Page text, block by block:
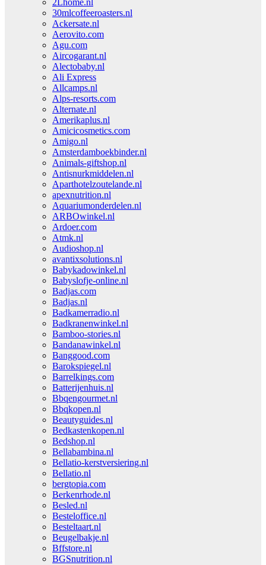
2Lhome.nl
30mlcoffeeroasters.nl
Ackersate.nl
Aerovito.com
Agu.com
Aircogarant.nl
Alectobaby.nl
Ali Express
Allcamps.nl
Alps-resorts.com
Alternate.nl
Amerikaplus.nl
Amicicosmetics.com
Amigo.nl
Amsterdamboekbinder.nl
Animals-giftshop.nl
Antisnurkmiddelen.nl
Aparthotelzoutelande.nl
apexnutrition.nl
Aquariumonderdelen.nl
ARBOwinkel.nl
Ardoer.com
Atmk.nl
Audioshop.nl
avantixsolutions.nl
Babykadowinkel.nl
Babyslofje-online.nl
Badjas.com
Badjas.nl
Badkamerradio.nl
Badkranenwinkel.nl
Bamboo-stories.nl
Bandanawinkel.nl
Banggood.com
Barokspiegel.nl
Barrelkings.com
Batterijenhuis.nl
Bbqengourmet.nl
Bbqkopen.nl
Beautyguides.nl
Bedkastenkopen.nl
Bedshop.nl
Bellabambina.nl
Bellatio-kerstversiering.nl
Bellatio.nl
bergtopia.com
Berkenrhode.nl
Besled.nl
Besteloffice.nl
Besteltaart.nl
Beugelbakje.nl
Bffstore.nl
BGSnutrition.nl